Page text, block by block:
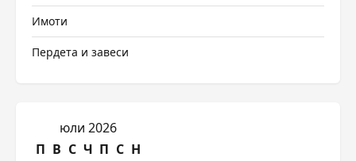
Имоти
Пердета и завеси
юли 2026
П В С Ч П С Н